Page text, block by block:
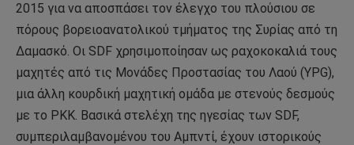
2015 για να αποσπάσει τον έλεγχο του πλούσιου σε
πόρους βορειοανατολικού τμήματος της Συρίας από τη
Δαμασκό. Οι SDF χρησιμοποίησαν ως ραχοκοκαλιά τους
μαχητές από τις Μονάδες Προστασίας του Λαού (YPG),
μια άλλη κουρδική μαχητική ομάδα με στενούς δεσμούς
με το PKK. Βασικά στελέχη της ηγεσίας των SDF,
συμπεριλαμβανομένου του Αμπντί, έχουν ιστορικούς